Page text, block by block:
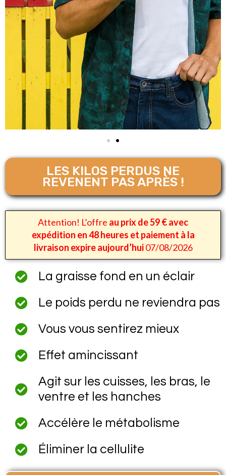
LES KILOS PERDUS NE
REVENENT PAS APRÈS !
Attention! L’offre au prix de 59 € avec
expédition en 48 heures et paiement à la
livraison expire aujourd’hui07/08/2026
La graisse fond en un éclair
Le poids perdu ne reviendra pas
Vous vous sentirez mieux
Effet amincissant
Agit sur les cuisses, les bras, le
ventre et les hanches
Accélère le métabolisme
Éliminer la cellulite